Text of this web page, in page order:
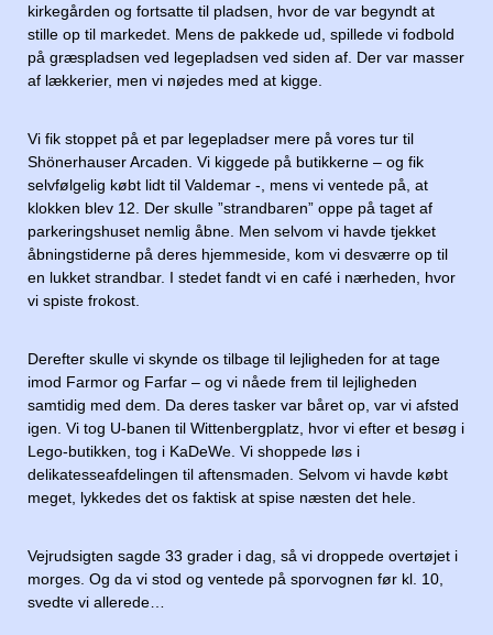
kirkegården og fortsatte til pladsen, hvor de var begyndt at
stille op til markedet. Mens de pakkede ud, spillede vi fodbold
på græspladsen ved legepladsen ved siden af. Der var masser
af lækkerier, men vi nøjedes med at kigge.
Vi fik stoppet på et par legepladser mere på vores tur til
Shönerhauser Arcaden. Vi kiggede på butikkerne – og fik
selvfølgelig købt lidt til Valdemar -, mens vi ventede på, at
klokken blev 12. Der skulle ”strandbaren” oppe på taget af
parkeringshuset nemlig åbne. Men selvom vi havde tjekket
åbningstiderne på deres hjemmeside, kom vi desværre op til
en lukket strandbar. I stedet fandt vi en café i nærheden, hvor
vi spiste frokost.
Derefter skulle vi skynde os tilbage til lejligheden for at tage
imod Farmor og Farfar – og vi nåede frem til lejligheden
samtidig med dem. Da deres tasker var båret op, var vi afsted
igen. Vi tog U-banen til Wittenbergplatz, hvor vi efter et besøg i
Lego-butikken, tog i KaDeWe. Vi shoppede løs i
delikatesseafdelingen til aftensmaden. Selvom vi havde købt
meget, lykkedes det os faktisk at spise næsten det hele.
Vejrudsigten sagde 33 grader i dag, så vi droppede overtøjet i
morges. Og da vi stod og ventede på sporvognen før kl. 10,
svedte vi allerede…